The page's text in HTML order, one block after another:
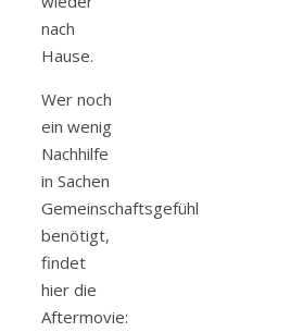
nach
Hause.
Wer noch
ein wenig
Nachhilfe
in Sachen
Gemeinschaftsgefühl
benötigt,
findet
hier die
Aftermovie: